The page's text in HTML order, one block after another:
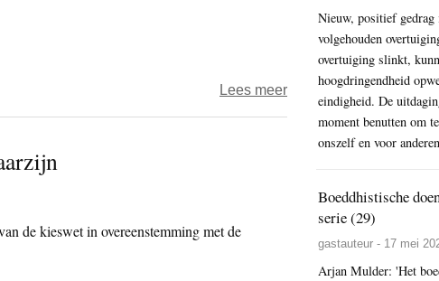
paden?
Lees meerover
Kieswijzer
gewaar
de kieswet in overeenstemming met de
Nieuw, positief gedrag
volgehouden
overtuiging slinkt,
hoogdringendheid
eindigheid. De
moment benutten om
onszelf en voor
Boeddhistische
serie (29)
gastauteur - 17 mei
Arjan Mulder: 'Het